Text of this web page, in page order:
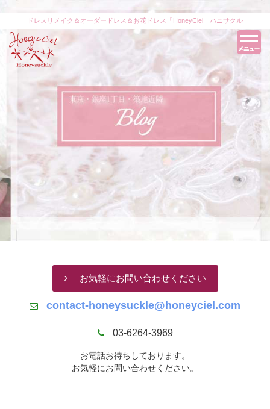
ドレスリメイク＆オーダードレス＆お花ドレス「HoneyCiel」ハニサクル
お気軽にお問い合わせください
contact-honeysuckle@honeyciel.com
03-6264-3969
お電話お待ちしております。
お気軽にお問い合わせください。